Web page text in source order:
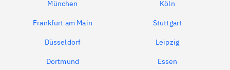
München Köln
Frankfurt am Main Stuttgart
Düsseldorf Leipzig
Dortmund Essen